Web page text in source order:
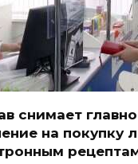
снимает
на покупку